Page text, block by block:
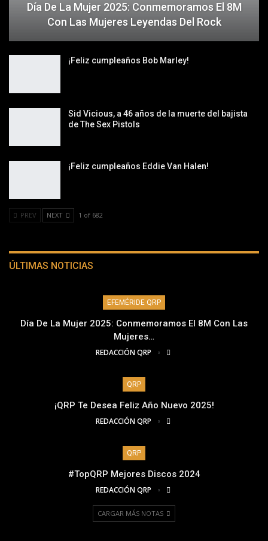
Día De La Mujer 2025: Conmemoramos El 8M
Con Las Mujeres Leyendas Del Rock
¡Feliz cumpleaños Bob Marley!
Sid Vicious, a 46 años de la muerte del bajista
de The Sex Pistols
¡Feliz cumpleaños Eddie Van Halen!
PREV NEXT 1 of 682
ÚLTIMAS NOTICIAS
EFEMÉRIDE QRP
Día De La Mujer 2025: Conmemoramos El 8M Con Las
Mujeres…
REDACCIÓN QRP
QRP
¡QRP Te Desea Feliz Año Nuevo 2025!
REDACCIÓN QRP
QRP
#TopQRP Mejores Discos 2024
REDACCIÓN QRP
CARGAR MÁS NOTAS